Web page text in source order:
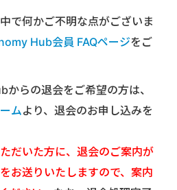
で何かご不明な点がございま
Hub会員 FAQページをご
らの退会をご希望の方は、
ムより、退会のお申し込みを
だいた方に、退会のご案内が
お送りいたしますので、案内